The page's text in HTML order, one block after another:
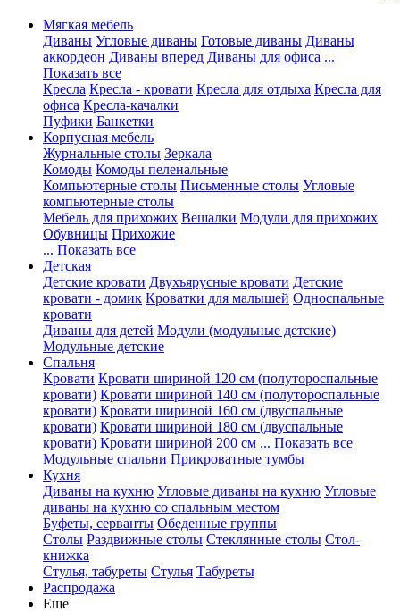
Мягкая мебель
Диваны Угловые диваны Готовые диваны Диваны
аккордеон Диваны вперед Диваны для офиса ...
Показать все
Кресла Кресла - кровати Кресла для отдыха Кресла для
офиса Кресла-качалки
Пуфики Банкетки
Корпусная мебель
Журнальные столы Зеркала
Комоды Комоды пеленальные
Компьютерные столы Письменные столы Угловые
компьютерные столы
Мебель для прихожих Вешалки Модули для прихожих
Обувницы Прихожие
... Показать все
Детская
Детские кровати Двухъярусные кровати Детские
кровати - домик Кроватки для малышей Односпальные
кровати
Диваны для детей Модули (модульные детские)
Модульные детские
Спальня
Кровати Кровати шириной 120 см (полутороспальные
кровати) Кровати шириной 140 см (полутороспальные
кровати) Кровати шириной 160 см (двуспальные
кровати) Кровати шириной 180 см (двуспальные
кровати) Кровати шириной 200 см ... Показать все
Модульные спальни Прикроватные тумбы
Кухня
Диваны на кухню Угловые диваны на кухню Угловые
диваны на кухню со спальным местом
Буфеты, серванты Обеденные группы
Столы Раздвижные столы Стеклянные столы Стол-
книжка
Стулья, табуреты Стулья Табуреты
Распродажа
Еще